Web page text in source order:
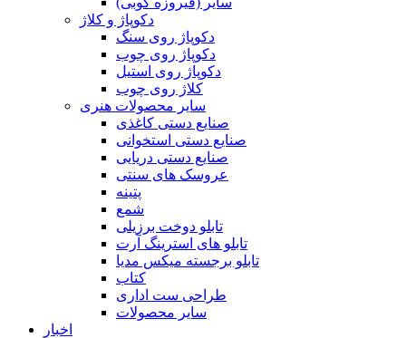
دکوپاژ و کلاژ
دکوپاژ روی سنگ
دکوپاژ روی چوب
دکوپاژ روی استیل
کلاژ روی چوب
سایر محصولات هنری
صنایع دستی کاغذی
صنایع دستی استخوانی
صنایع دستی دریایی
عروسک های سنتی
پتینه
شمع
تابلو دوخت برزیلی
تابلو های استرینگ آرت
تابلو برجسته میکس مدیا
کتاب
طراحی ست اداری
سایر محصولات
اخبار